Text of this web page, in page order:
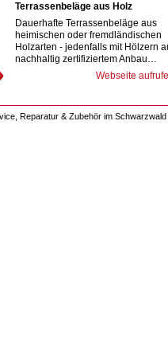
Terrassenbeläge aus Holz
Dauerhafte Terrassenbeläge aus
heimischen oder fremdländischen
Holzarten - jedenfalls mit Hölzern
nachhaltig zertifiziertem Anbau…
Webseite
Reparatur & Zubehör im